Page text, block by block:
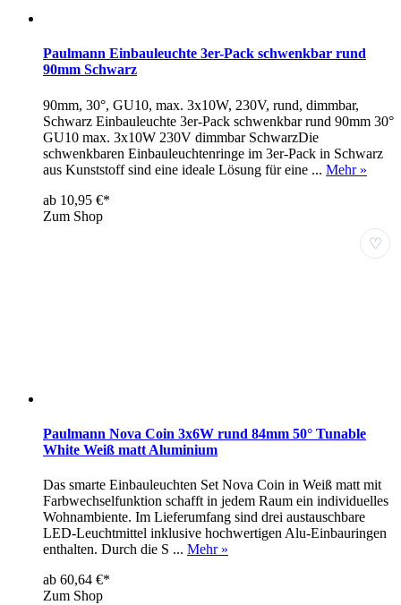
Paulmann Einbauleuchte 3er-Pack schwenkbar rund
90mm Schwarz
90mm, 30°, GU10, max. 3x10W, 230V, rund, dimmbar,
Schwarz Einbauleuchte 3er-Pack schwenkbar rund 90mm 30°
GU10 max. 3x10W 230V dimmbar SchwarzDie
schwenkbaren Einbauleuchtenringe im 3er-Pack in Schwarz
aus Kunststoff sind eine ideale Lösung für eine ... Mehr »
ab 10,95 €*
Zum Shop
♡
Paulmann Nova Coin 3x6W rund 84mm 50° Tunable
White Weiß matt Aluminium
Das smarte Einbauleuchten Set Nova Coin in Weiß matt mit
Farbwechselfunktion schafft in jedem Raum ein individuelles
Wohnambiente. Im Lieferumfang sind drei austauschbare
LED-Leuchtmittel inklusive hochwertigen Alu-Einbauringen
enthalten. Durch die S ... Mehr »
ab 60,64 €*
Zum Shop